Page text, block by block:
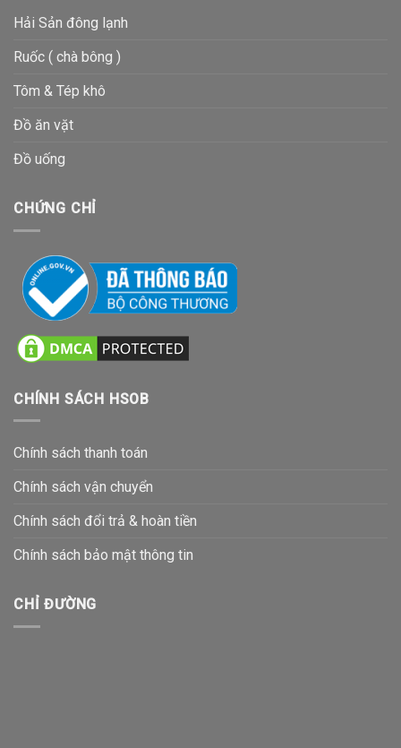
Hải Sản đông lạnh
Ruốc ( chà bông )
Tôm & Tép khô
Đồ ăn vặt
Đồ uống
CHỨNG CHỈ
CHÍNH SÁCH HSOB
Chính sách thanh toán
Chính sách vận chuyển
Chính sách đổi trả & hoàn tiền
Chính sách bảo mật thông tin
CHỈ ĐƯỜNG